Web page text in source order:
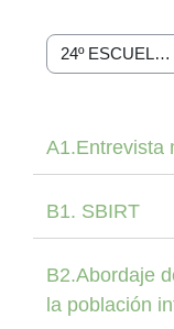
Course
A1.Entrevista
B1. SBIRT
B2.Abordaje
la población